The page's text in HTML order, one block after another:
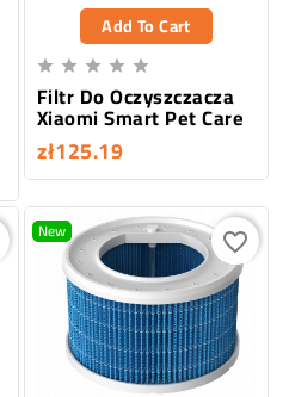
Add To Cart
    
Filtr Do Oczyszczacza
Xiaomi Smart Pet Care
zł125.19
New favorite_border